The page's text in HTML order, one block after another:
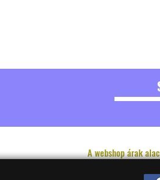
A webshop árak